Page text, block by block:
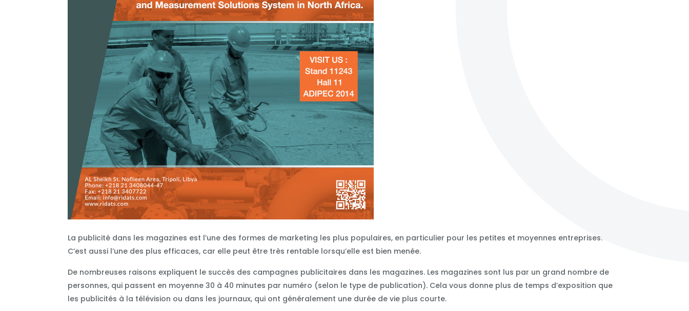
La publicité dans les magazines est l’une des formes de marketing les plus populaires, en particulier pour les petites et moyennes entreprises.
C’est aussi l’une des plus efficaces, car elle peut être très rentable lorsqu’elle est bien menée.
De nombreuses raisons expliquent le succès des campagnes publicitaires dans les magazines. Les magazines sont lus par un grand nombre de
personnes, qui passent en moyenne 30 à 40 minutes par numéro (selon le type de publication). Cela vous donne plus de temps d’exposition que
les publicités à la télévision ou dans les journaux, qui ont généralement une durée de vie plus courte.